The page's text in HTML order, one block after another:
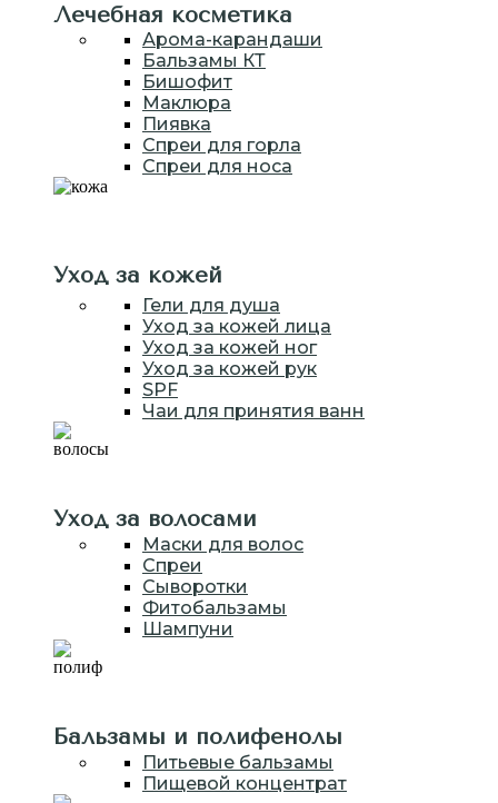
Лечебная косметика
Арома-карандаши
Бальзамы КТ
Бишофит
Маклюра
Пиявка
Спреи для горла
Спреи для носа
Уход за кожей
Гели для душа
Уход за кожей лица
Уход за кожей ног
Уход за кожей рук
SPF
Чаи для принятия ванн
Уход за волосами
Маски для волос
Спреи
Сыворотки
Фитобальзамы
Шампуни
Бальзамы и полифенолы
Питьевые бальзамы
Пищевой концентрат